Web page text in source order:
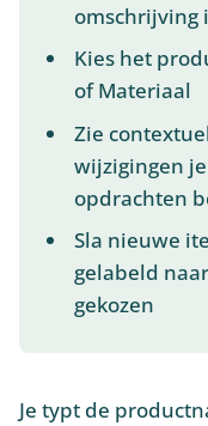
omschrijving
Kies het
of Materiaal
Zie
wijzigingen
opdrachten
Sla nieuwe
gelabeld
gekozen
Je typt de